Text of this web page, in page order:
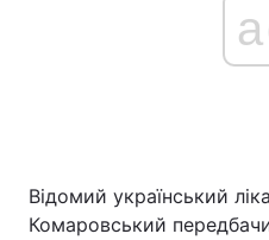
Відомий український
Комаровський